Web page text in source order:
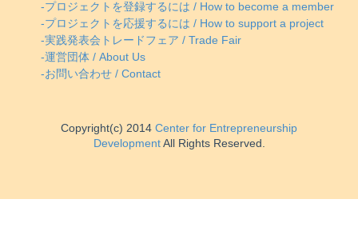
-プロジェクトを登録するには / How to become a member
-プロジェクトを応援するには / How to support a project
-実践発表会トレードフェア / Trade Fair
-運営団体 / About Us
-お問い合わせ / Contact
Copyright(c) 2014 Center for Entrepreneurship
DevelopmentAll Rights Reserved.